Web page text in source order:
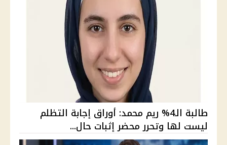
طالبة الـ4% ريم محمد: أوراق إجابة التظلم
ليست لها وتحرر محضر إثبات حال...